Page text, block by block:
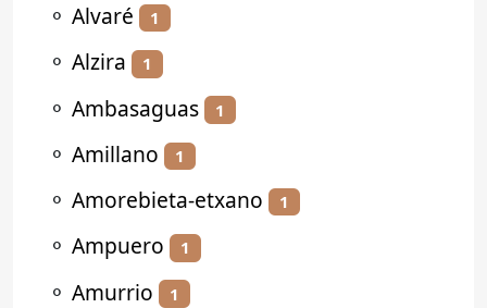
⚬ Alvaré 1
⚬ Alzira 1
⚬ Ambasaguas 1
⚬ Amillano 1
⚬ Amorebieta-etxano 1
⚬ Ampuero 1
⚬ Amurrio 1